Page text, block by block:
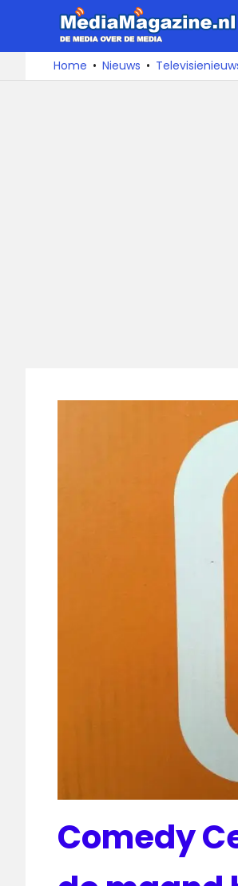
naar
De
media
over
Home Nieuws
Comedy